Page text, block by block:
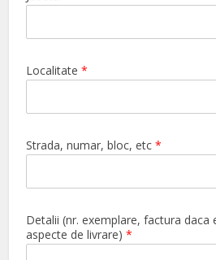
Localitate*
Strada, numar, bloc, etc*
Detalii (nr. exemplare, factura daca
aspecte de livrare)*